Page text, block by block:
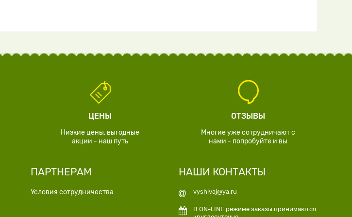
ЦЕНЫ
Низкие цены, выгодные
акции - наш путь
ОТЗЫВЫ
Многие уже сотрудничают с
нами - попробуйте и вы
ПАРТНЕРАМ
Условия сотрудничества
НАШИ КОНТАКТЫ
vyshivaj@ya.ru
В ON-LINE режиме заказы принимаются